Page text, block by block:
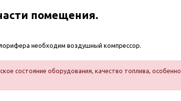
помещения.
необходим воздушный компрессор.
состояние оборудования, качество топлива,